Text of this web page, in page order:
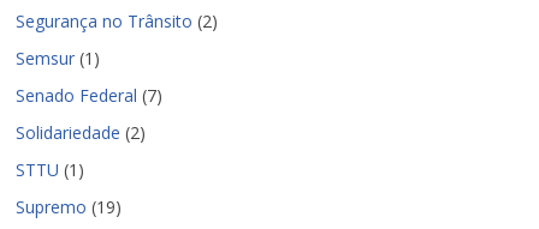
Segurança no Trânsito (2)
Semsur (1)
Senado Federal (7)
Solidariedade (2)
STTU (1)
Supremo (19)